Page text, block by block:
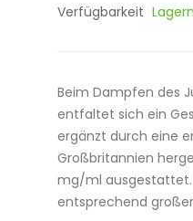
Verfügbarkeit
Beim Dampfen des
entfaltet sich ein
ergänzt durch eine
Großbritannien
mg/ml ausgestattet.
entsprechend